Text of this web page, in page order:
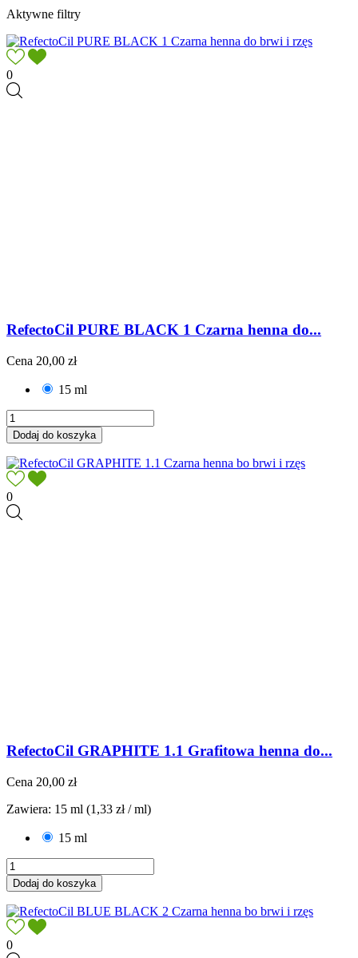
Aktywne filtry
0
RefectoCil PURE BLACK 1 Czarna henna do...
Cena 20,00 zł
15 ml
Dodaj do koszyka
0
RefectoCil GRAPHITE 1.1 Grafitowa henna do...
Cena 20,00 zł
Zawiera: 15 ml (1,33 zł / ml)
15 ml
Dodaj do koszyka
0